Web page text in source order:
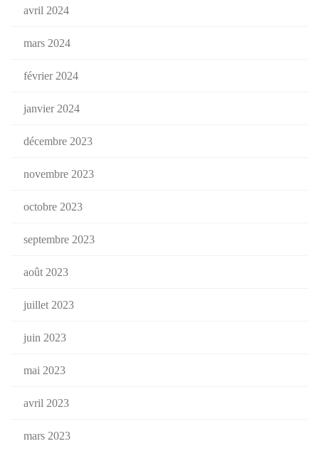
avril 2024
mars 2024
février 2024
janvier 2024
décembre 2023
novembre 2023
octobre 2023
septembre 2023
août 2023
juillet 2023
juin 2023
mai 2023
avril 2023
mars 2023